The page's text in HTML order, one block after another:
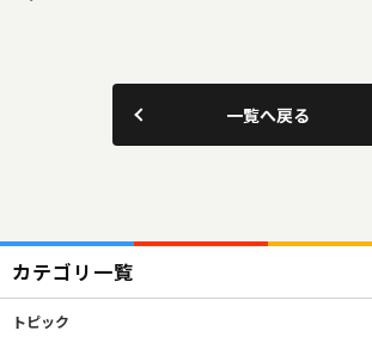
一覧へ戻る
カテゴリ一覧
トピック